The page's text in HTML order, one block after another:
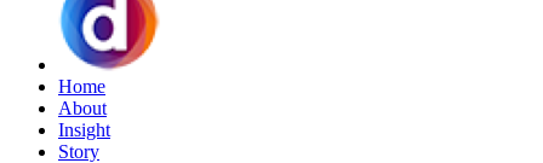
Home
About
Insight
Story